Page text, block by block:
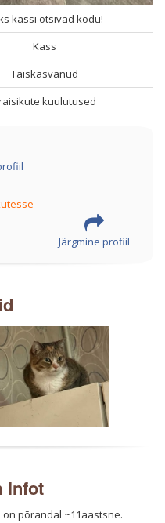
kassi otsivad kodu!
Kass
Täiskasvanud
kuulutused
Järgmine profiil
infot
on põrandal ~11aastsne.